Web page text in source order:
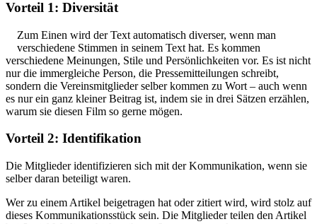
Vorteil 1: Diversität
Zum Einen wird der Text automatisch diverser, wenn man
verschiedene Stimmen in seinem Text hat. Es kommen
verschiedene Meinungen, Stile und Persönlichkeiten vor. Es ist nicht
nur die immergleiche Person, die Pressemitteilungen schreibt,
sondern die Vereinsmitglieder selber kommen zu Wort – auch wenn
es nur ein ganz kleiner Beitrag ist, indem sie in drei Sätzen erzählen,
warum sie diesen Film so gerne mögen.
Vorteil 2: Identifikation
Die Mitglieder identifizieren sich mit der Kommunikation, wenn sie
selber daran beteiligt waren.
Wer zu einem Artikel beigetragen hat oder zitiert wird, wird stolz auf
dieses Kommunikationsstück sein. Die Mitglieder teilen den Artikel